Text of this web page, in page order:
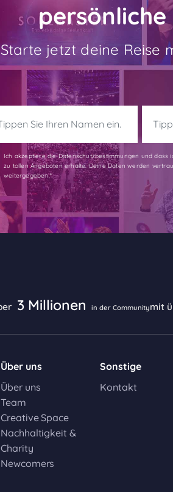
Starte jetzt deine Reise
Ich akzeptiere die Datenschutzbestimmungen und
zu tollen Angeboten erhalte. Deine Daten werden
weitergegeben.*
3 Millionen in der Communitymit
Über uns
Über uns
Team
Creative Space
Nachhaltigkeit &
Charity
Newcomers
Sonstige
Kontakt